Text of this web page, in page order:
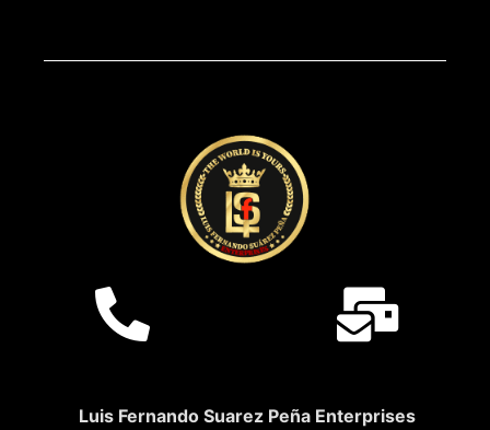
Luis Fernando Suarez Peña Enterprises